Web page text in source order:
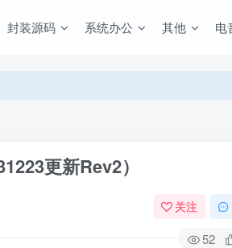
封装源码 系统办公 其他 电
更新Rev2）
关注
52